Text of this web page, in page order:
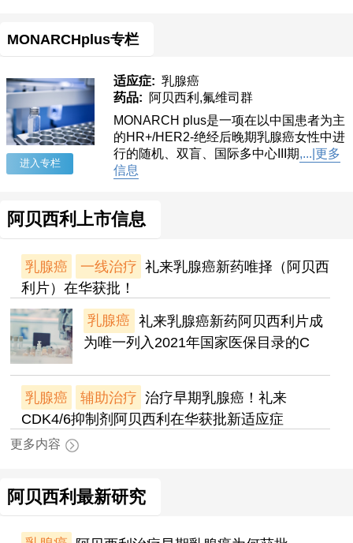
MONARCHplus专栏
进入专栏
适应症: 乳腺癌
药品:
阿贝西利,氟维司群
MONARCH plus是一项在以中国患者为主
的HR+/HER2-绝经后晚期乳腺癌女性中进
行的随机、双盲、国际多中心III期,...|更多
信息
阿贝西利上市信息
乳腺癌 一线治疗 礼来乳腺癌新药唯择（阿贝西
利片）在华获批！
乳腺癌 礼来乳腺癌新药阿贝西利片成
为唯一列入2021年国家医保目录的C
乳腺癌 辅助治疗 治疗早期乳腺癌！礼来
CDK4/6抑制剂阿贝西利在华获批新适应症
更多内容
阿贝西利最新研究